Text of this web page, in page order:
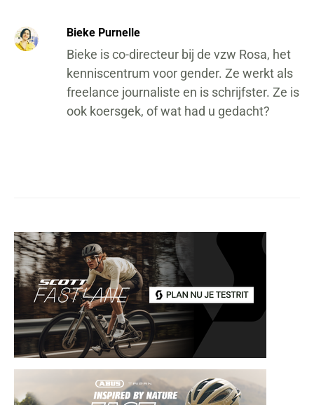
Bieke Purnelle
Bieke is co-directeur bij de vzw Rosa, het
kenniscentrum voor gender. Ze werkt als
freelance journaliste en is schrijfster. Ze is
ook koersgek, of wat had u gedacht?